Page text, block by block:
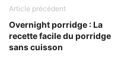
Article précédent
Overnight porridge : La
recette facile du porridge
sans cuisson